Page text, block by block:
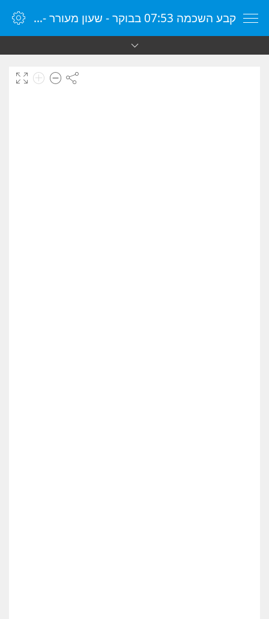
קבע השכמה 07:53 בבוקר - שעון מעורר - שעון מעורר מקוון - שעון מעורר במחשב